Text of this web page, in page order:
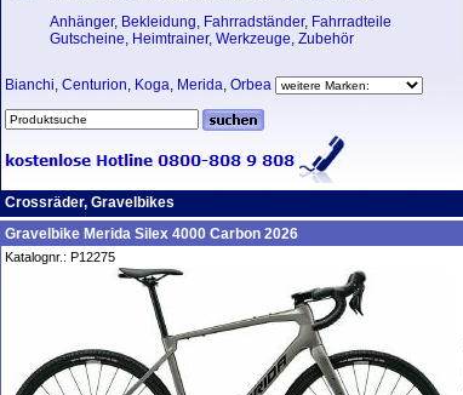
Anhänger, Bekleidung, Fahrradständer, Fahrradteile
Gutscheine, Heimtrainer, Werkzeuge, Zubehör
Bianchi, Centurion, Koga, Merida, Orbea
Crossräder, Gravelbikes
Gravelbike Merida Silex 4000 Carbon 2026
Katalognr.: P12275